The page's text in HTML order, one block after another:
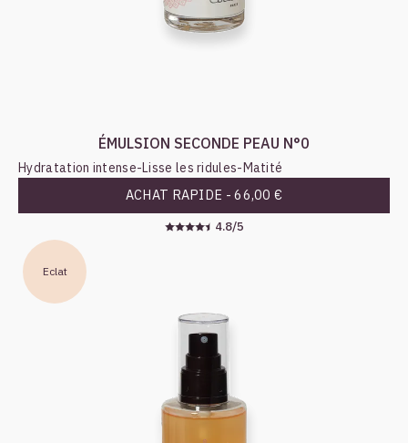
ÉMULSION SECONDE PEAU N°0
Hydratation intense-Lisse les ridules-Matité
ACHAT RAPIDE -66,00 €
4.8/5
Eclat